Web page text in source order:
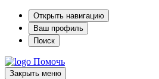
Открыть навигацию
Ваш профиль
Поиск
Помочь
Закрыть меню